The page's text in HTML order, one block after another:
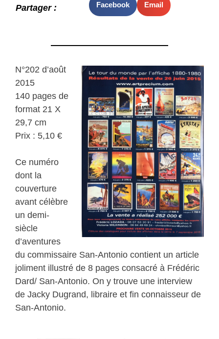
Partager : Facebook Email
N°202 d’août
2015
140 pages de
format 21 X
29,7 cm
Prix : 5,10 €
Ce numéro
dont la
couverture
avant célèbre
un demi-
siècle
d’aventures
du commissaire San-Antonio contient un article
joliment illustré de 8 pages consacré à Frédéric
Dard/ San-Antonio. On y trouve une interview
de Jacky Dugrand, libraire et fin connaisseur de
San-Antonio.